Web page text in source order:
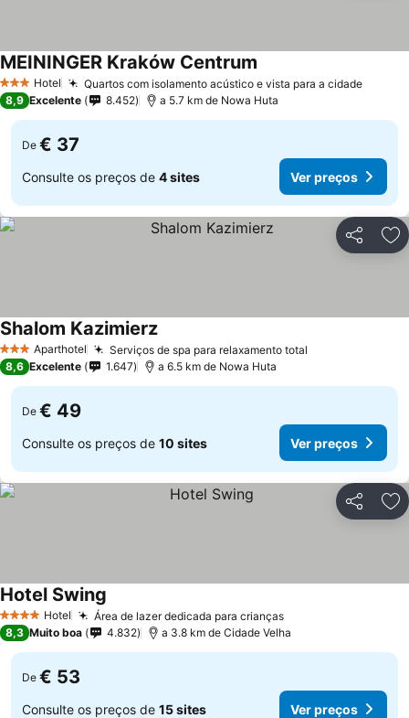
3 EstrelasHotel Quartos com isolamento acústico e vista para a cidade
MEININGER Kraków Centrum
8,9 Excelente 8.452 a 5.7 km de Nowa Huta
De € 37
Consulte os preços de 4 sites Ver preços
Partilhar
3 EstrelasAparthotel Serviços de spa para relaxamento total
Shalom Kazimierz
8,6 Excelente 1.647 a 6.5 km de Nowa Huta
De € 49
Consulte os preços de 10 sites Ver preços
Partilhar
4 EstrelasHotel Área de lazer dedicada para crianças
Hotel Swing
8,3 Muito boa 4.832 a 3.8 km de Cidade Velha
De € 53
Consulte os preços de 15 sites Ver preços